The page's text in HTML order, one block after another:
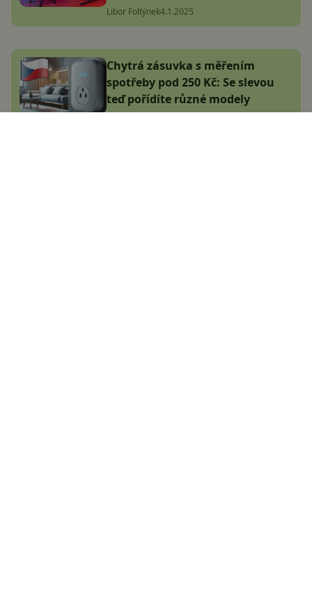
Libor Foltýnek4.1.2025
Chytrá zásuvka s měřením
spotřeby pod 250 Kč: Se slevou
teď pořídíte různé modely